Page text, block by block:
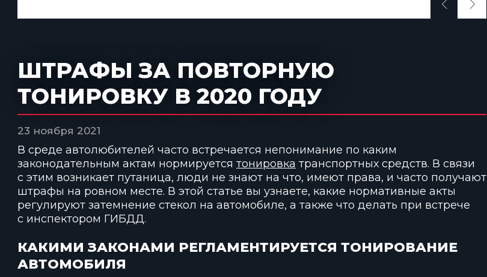
ШТРАФЫ ЗА ПОВТОРНУЮ
ТОНИРОВКУ В 2020 ГОДУ
23 ноября 2021
В среде автолюбителей часто встречается непонимание по каким
законодательным актам нормируется тонировка транспортных средств. В связи
с этим возникает путаница, люди не знают на что, имеют права, и часто получают
штрафы на ровном месте. В этой статье вы узнаете, какие нормативные акты
регулируют затемнение стекол на автомобиле, а также что делать при встрече
с инспектором ГИБДД.
КАКИМИ ЗАКОНАМИ РЕГЛАМЕНТИРУЕТСЯ ТОНИРОВАНИЕ
АВТОМОБИЛЯ